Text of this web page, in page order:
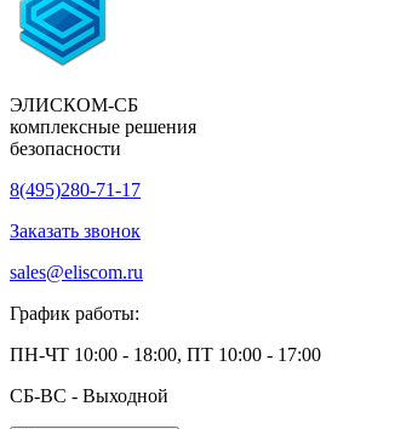
ЭЛИСКОМ-СБ
комплексные решения
безопасности
8(495)280-71-17
Заказать звонок
sales@eliscom.ru
График работы:
ПН-ЧТ 10:00 - 18:00, ПТ 10:00 - 17:00
CБ-ВС - Выходной